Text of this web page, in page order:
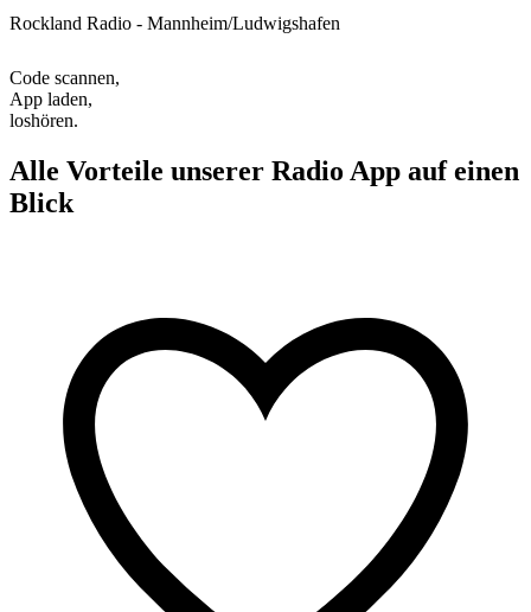
Rockland Radio - Mannheim/Ludwigshafen
Code scannen,
App laden,
loshören.
Alle Vorteile unserer Radio App auf einen
Blick